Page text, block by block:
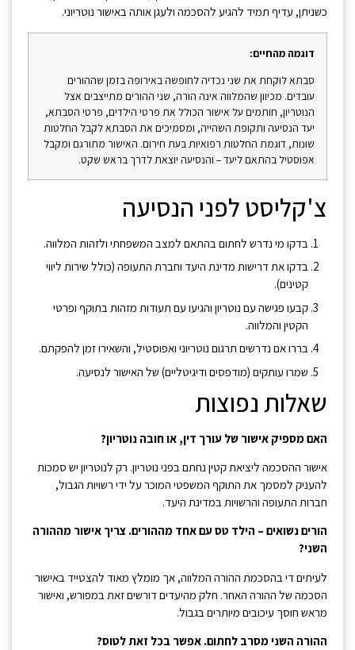
כשניתן, עדיף תמיד להגיע להסכמה ולעגן אותה באישור נוטריוני.
דוגמה מהחיים:
סבתא לוקחת את שני נכדיה לחופשה באירופה בזמן שההורים
עובדים. מכיוון שהמלווה אינה הורה, שני ההורים מתייצבים אצל
הנוטריון, חותמים על אישור הכולל את פרטי הילדים, פרטי הסבתא,
יעד הנסיעה ותקופת השהייה, ומסמיכים את הסבתא לקבל החלטות
שונות, דוגמת החלטות רפואיות בעת חירום. האישור מתורגם ומקבל
אפוסטיל בהתאם ליעד – והנסיעה יוצאת לדרך בראש שקט.
צ'קליסט לפני הנסיעה
בדקו מי נדרש לחתום בהתאם למצב המשפחתי ולזהות המלווה.
בדקו את דרישות מדינת היעד וחברת התעופה (כולל שירות ליווי
קטינים).
קבעו פגישה עם נוטריון והגיעו עם תעודות מזהות בתוקף ופרטי
הקטין והמלווה.
בררו אם נדרשים תרגום נוטריוני ואפוסטיל, והשאירו זמן להפקתם.
שמרו עותקים (מודפסים ודיגיטליים) של האישור לנסיעה.
שאלות נפוצות
האם מספיק אישור של עורך דין, או חובה נוטריון?
אישור ההסכמה ליציאת קטין נחתם בפני נוטריון. רק לנוטריון יש סמכות
להעניק למסמך את התוקף המשפטי המוכר על ידי רשויות הגבול,
חברות התעופה והרשויות במדינת היעד.
הורים נשואים – הילד טס עם אחד מההורים. צריך אישור מההורה
השני?
לעיתים די בהסכמת ההורה המלווה, אך מומלץ מאוד להצטייד באישור
הסכמה של ההורה האחר. חלק מהיעדים דורשים זאת במפורש, ואישור
מראש חוסך עיכובים מיותרים בגבול.
ההורה השני מסרב לחתום. אפשר בכל זאת לטוס?